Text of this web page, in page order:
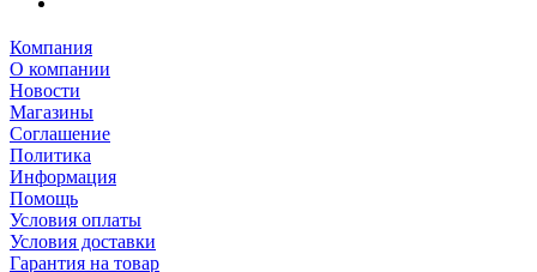
Компания
О компании
Новости
Магазины
Соглашение
Политика
Информация
Помощь
Условия оплаты
Условия доставки
Гарантия на товар